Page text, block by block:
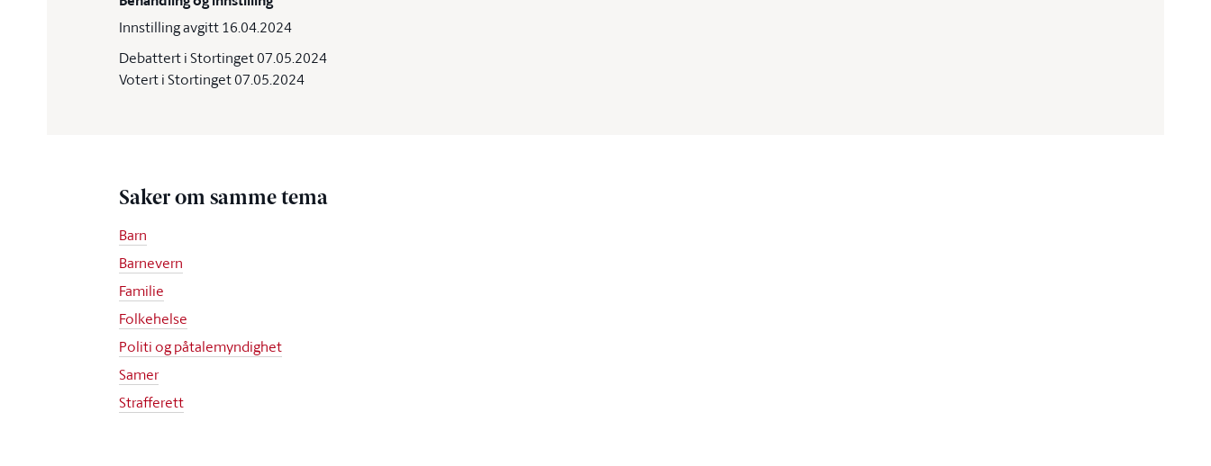
Innstilling avgitt 16.04.2024
Debattert i Stortinget 07.05.2024
Votert i Stortinget 07.05.2024
Saker om samme tema
Barn
Barnevern
Familie
Folkehelse
Politi og påtalemyndighet
Samer
Strafferett